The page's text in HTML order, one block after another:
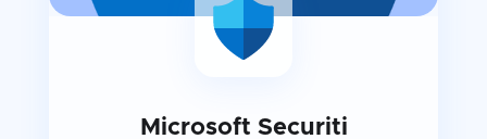
Microsoft Securiti